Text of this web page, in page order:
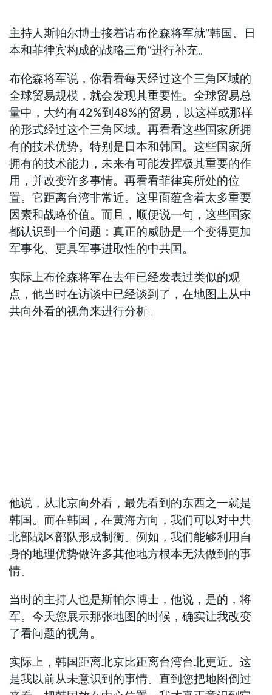
主持人斯帕尔博士接着请布伦森将军就“韩国、日
本和菲律宾构成的战略三角”进行补充。
布伦森将军说，你看看每天经过这个三角区域的
全球贸易规模，就会发现其重要性。全球贸易总
量中，大约有42%到48%的贸易，以这样或那样
的形式经过这个三角区域。再看看这些国家所拥
有的技术优势。特别是日本和韩国。这些国家所
拥有的技术能力，未来有可能发挥极其重要的作
用，并改变许多事情。再看看菲律宾所处的位
置。它距离台湾非常近。这里面蕴含着太多重要
因素和战略价值。而且，顺便说一句，这些国家
都认识到一个问题：真正的威胁是一个变得更加
军事化、更具军事进取性的中共国。
实际上布伦森将军在去年已经发表过类似的观
点，他当时在访谈中已经谈到了，在地图上从中
共向外看的视角来进行分析。
他说，从北京向外看，最先看到的东西之一就是
韩国。而在韩国，在黄海方向，我们可以对中共
北部战区部队形成制衡。例如，我们能够利用自
身的地理优势做许多其他地方根本无法做到的事
情。
当时的主持人也是斯帕尔博士，他说，是的，将
军。今天您展示那张地图的时候，确实让我改变
了看问题的视角。
实际上，韩国距离北京比距离台湾台北更近。这
是我以前从未意识到的事情。直到您把地图倒过